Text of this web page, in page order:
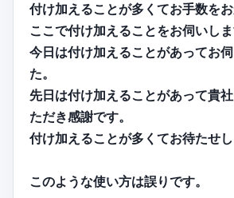
付け加えることが多くてお手数をお
ここで付け加えることをお伺いし
今日は付け加えることがあってお
た。
先日は付け加えることがあって貴
ただき感謝です。
付け加えることが多くてお待たせし
このような使い方は誤りです。